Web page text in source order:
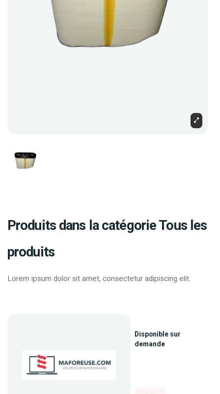
Produits dans la catégorie Tous les
produits
Lorem ipsum dolor sit amet, consectetur adipiscing elit.
Disponible sur
demande